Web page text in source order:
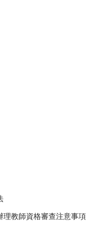
理教師資格審查注意事項